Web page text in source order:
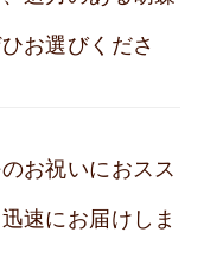
お選びくださ
お祝いにおスス
速にお届けしま